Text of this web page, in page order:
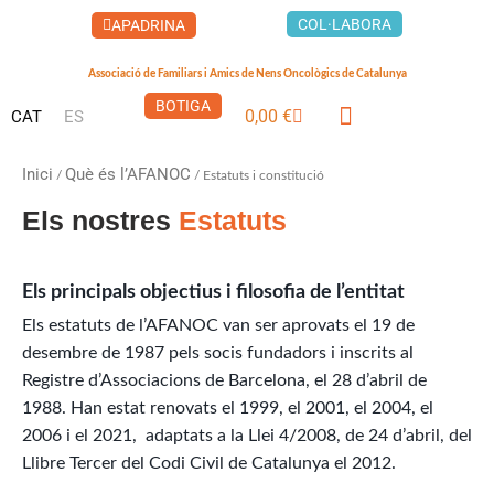
APADRINA COL·LABORA
Associació de Familiars i Amics de Nens Oncològics de Catalunya
CAT ES
BOTIGA 0,00€Cistella
Inici / Què és l’AFANOC / Estatuts i constitució
Els nostres Estatuts
Els principals objectius i filosofia de l’entitat
Els estatuts de l’AFANOC van ser aprovats el 19 de
desembre de 1987 pels socis fundadors i inscrits al
Registre d’Associacions de Barcelona, el 28 d’abril de
1988. Han estat renovats el 1999, el 2001, el 2004, el
2006 i el 2021, adaptats a la Llei 4/2008, de 24 d’abril, del
Llibre Tercer del Codi Civil de Catalunya el 2012.